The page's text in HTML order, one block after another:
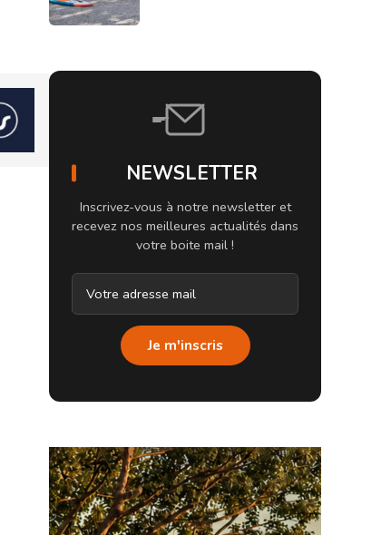
NEWSLETTER
Inscrivez-vous à notre newsletter et
recevez nos meilleures actualités dans
votre boite mail !
Je m'inscris